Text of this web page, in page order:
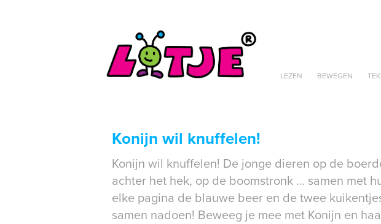
LEZEN BEWEGEN
Konijn wil knuffelen!
​Konijn wil knuffelen! De jonge dieren op de
achter het hek, op de boomstronk … samen met
elke pagina de blauwe beer en de twee
samen nadoen! Beweeg je mee met Konijn en